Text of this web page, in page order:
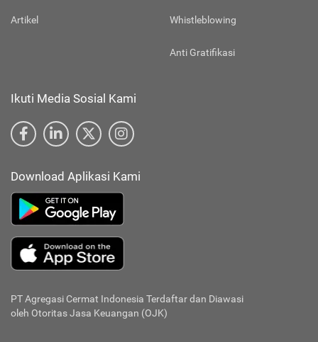
Artikel Whistleblowing
Anti Gratifikasi
Ikuti Media Sosial Kami
Download Aplikasi Kami
PT Agregasi Cermat Indonesia Terdaftar dan Diawasi
oleh Otoritas Jasa Keuangan (OJK)